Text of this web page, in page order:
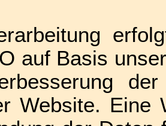
auf Basis
Website. Eine